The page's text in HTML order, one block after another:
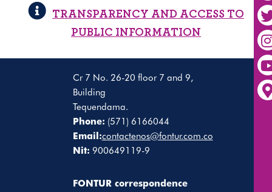
TRANSPARENCY AND ACCESS TO
PUBLIC INFORMATION
Cr 7 No. 26-20 floor 7 and 9,
Building
Tequendama.
Phone: (571) 6166044
Email:contactenos@fontur.com.co
Nit: 900649119-9
FONTUR correspondence